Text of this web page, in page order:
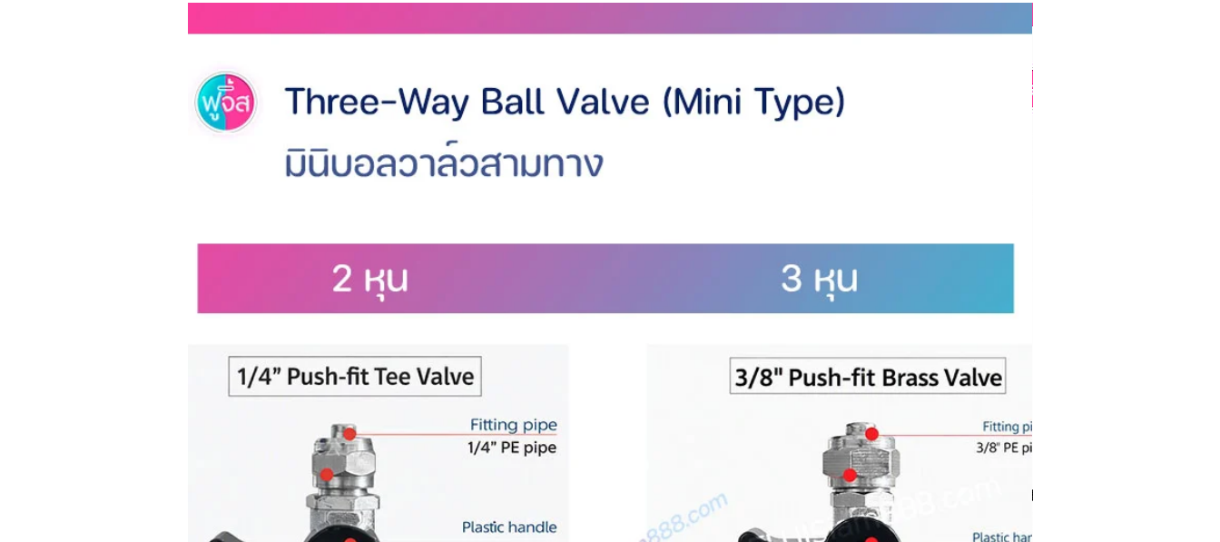
ห้ามทิ้งเครื่องวัดไว้ในดินเป็นเวลานาน
ระวังไม่ให้โพรบสัมผัสน้ำโดยตรง
นี่คือตารางอ้างอิงค่าที่วัดได้จากเครื่องวัดคุณภาพดิน 3 in 1 โดยแบ่งเป็น 3
200–500: มืด (light blue)
500–1000: ปานกลาง (green)
1000–2000: สว่าง (orange)
ค่ากรด-ด่าง (pH Level)
7.0: กลาง (neutral, green)
8.0: ด่าง (yellow)
ความชื้น (Humidity)
1–3: แห้ง (orange–yellow)
4–6: เหมาะสม (green tones)
7–10: ชื้น (blue tones)
📌 ใช้เพื่ออ่านค่าจากหน้าปัดของเครื่อง อย่างเข้าใจง่าย